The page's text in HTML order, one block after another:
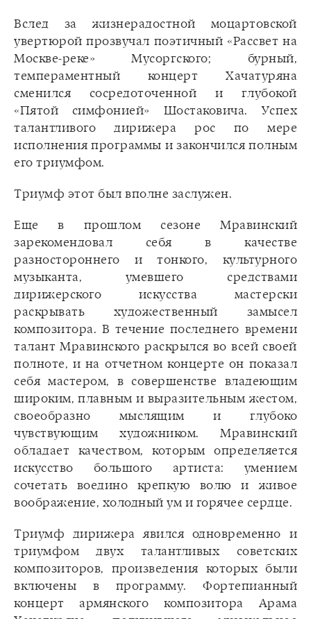
Вслед за жизнерадостной моцартовской
увертюрой прозвучал поэтичный «Рассвет на
Москве-реке» Мусоргского; бурный,
темпераментный концерт Хачатуряна
сменился сосредоточенной и глубокой
«Пятой симфонией» Шостаковича. Успех
талантливого дирижера рос по мере
исполнения программы и закончился полным
его триумфом.
Триумф этот был вполне заслужен.
Еще в прошлом сезоне Мравинский
зарекомендовал себя в качестве
разностороннего и тонкого, культурного
музыканта, умевшего средствами
дирижерского искусства мастерски
раскрывать художественный замысел
композитора. В течение последнего времени
талант Мравинского раскрылся во всей своей
полноте, и на отчетном концерте он показал
себя мастером, в совершенстве владеющим
широким, плавным и выразительным жестом,
своеобразно мыслящим и глубоко
чувствующим художником. Мравинский
обладает качеством, которым определяется
искусство большого артиста: умением
сочетать воедино крепкую волю и живое
воображение, холодный ум и горячее сердце.
Триумф дирижера явился одновременно и
триумфом двух талантливых советских
композиторов, произведения которых были
включены в программу. Фортепианный
концерт армянского композитора Арама